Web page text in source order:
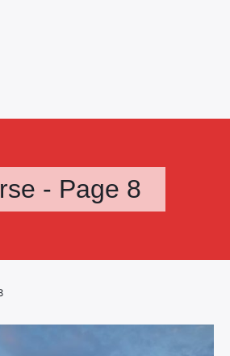
- Page 8